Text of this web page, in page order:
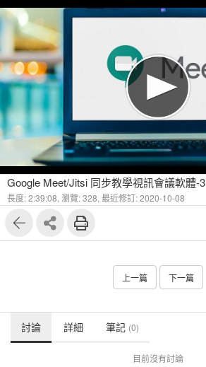
Google Meet/Jitsi 同步教學視訊會議軟體-3
長度: 2:39:08, 瀏覽: 328, 最近修訂: 2020-10-08
上一篇 下一篇
討論 詳細 筆記 (0)
目前沒有討論